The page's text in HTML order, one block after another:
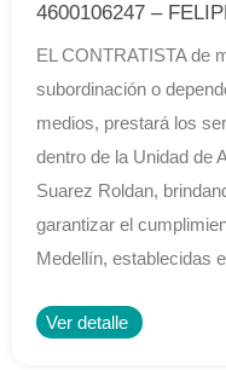
4600106247 –
EL CONTRATISTA de
subordinación o
medios, prestará los
dentro de la Unidad de
Suarez Roldan,
garantizar el
Medellín, establecidas
Ver detalle